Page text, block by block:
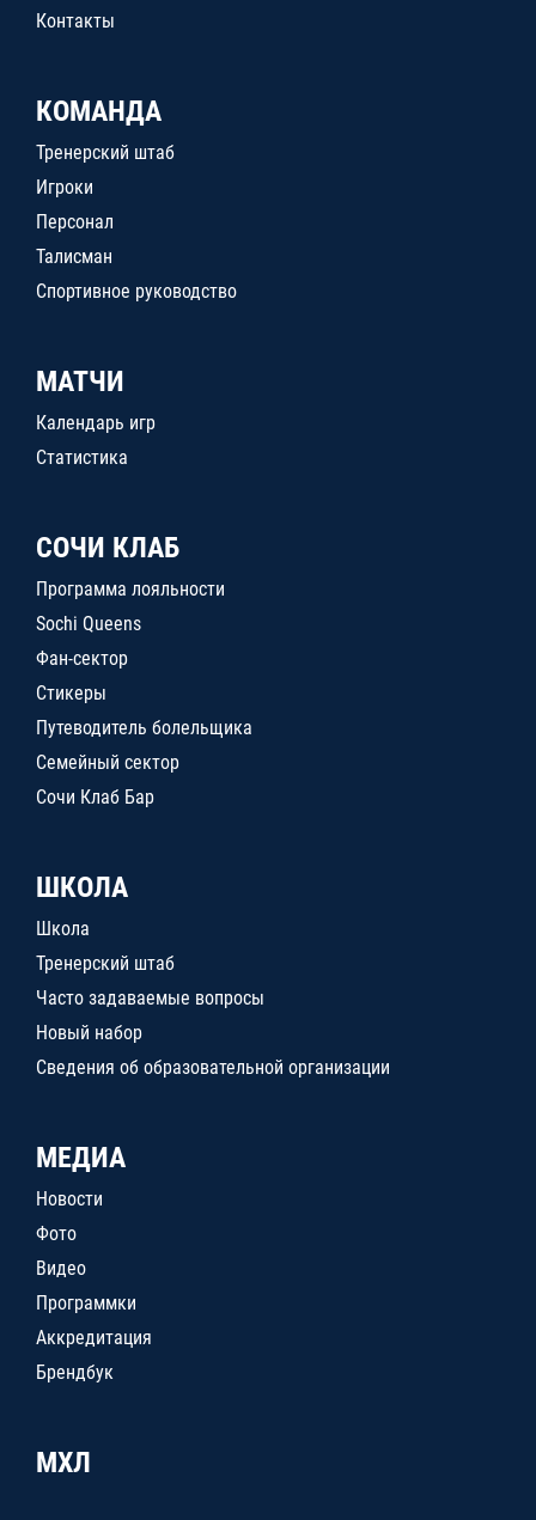
Контакты
КОМАНДА
Тренерский штаб
Игроки
Персонал
Талисман
Спортивное руководство
МАТЧИ
Календарь игр
Статистика
СОЧИ КЛАБ
Программа лояльности
Sochi Queens
Фан-сектор
Стикеры
Путеводитель болельщика
Семейный сектор
Сочи Клаб Бар
ШКОЛА
Школа
Тренерский штаб
Часто задаваемые вопросы
Новый набор
Сведения об образовательной организации
МЕДИА
Новости
Фото
Видео
Программки
Аккредитация
Брендбук
МХЛ